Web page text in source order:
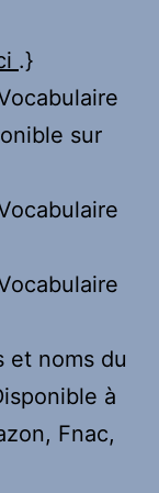
.}
sur
et noms du
à
Fnac,